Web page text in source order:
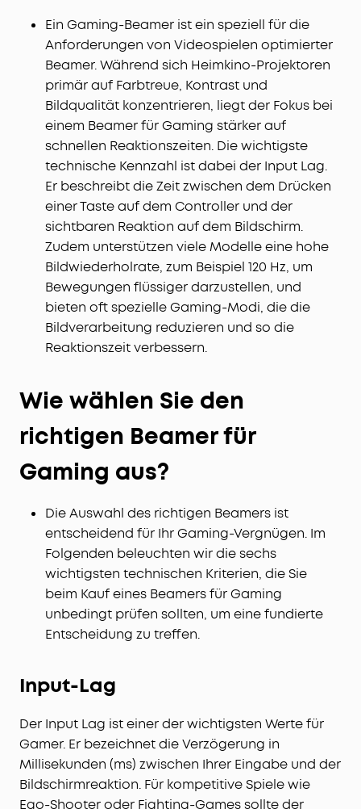
Ein Gaming-Beamer ist ein speziell für die
Anforderungen von Videospielen optimierter
Beamer. Während sich Heimkino-Projektoren
primär auf Farbtreue, Kontrast und
Bildqualität konzentrieren, liegt der Fokus bei
einem Beamer für Gaming stärker auf
schnellen Reaktionszeiten. Die wichtigste
technische Kennzahl ist dabei der Input Lag.
Er beschreibt die Zeit zwischen dem Drücken
einer Taste auf dem Controller und der
sichtbaren Reaktion auf dem Bildschirm.
Zudem unterstützen viele Modelle eine hohe
Bildwiederholrate, zum Beispiel 120 Hz, um
Bewegungen flüssiger darzustellen, und
bieten oft spezielle Gaming-Modi, die die
Bildverarbeitung reduzieren und so die
Reaktionszeit verbessern.
Wie wählen Sie den
richtigen Beamer für
Gaming aus?
Die Auswahl des richtigen Beamers ist
entscheidend für Ihr Gaming-Vergnügen. Im
Folgenden beleuchten wir die sechs
wichtigsten technischen Kriterien, die Sie
beim Kauf eines Beamers für Gaming
unbedingt prüfen sollten, um eine fundierte
Entscheidung zu treffen.
Input-Lag
Der Input Lag ist einer der wichtigsten Werte für
Gamer. Er bezeichnet die Verzögerung in
Millisekunden (ms) zwischen Ihrer Eingabe und der
Bildschirmreaktion. Für kompetitive Spiele wie
Ego-Shooter oder Fighting-Games sollte der